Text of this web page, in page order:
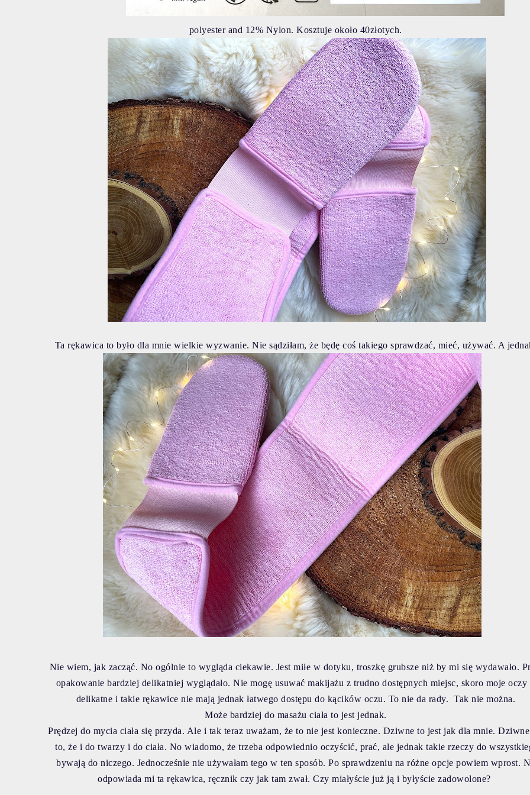
polyester and 12% Nylon.Kosztuje około 40złotych.
Ta rękawica to było dla mnie wielkie wyzwanie. Nie sądziłam, że będę coś takiego sprawdzać, mieć, używać. A
Nie wiem, jak zacząć. No ogólnie to wygląda ciekawie. Jest miłe w dotyku, troszkę grubsze niż by mi się wydawało.
opakowanie bardziej delikatniej wyglądało. Nie mogę usuwać makijażu z trudno dostępnych miejsc, skoro moje oczy
delikatne i takie rękawice nie mają jednak łatwego dostępu do kącików oczu. To nie da rady. Tak nie można.
Może bardziej do masażu ciała to jest jednak.
Prędzej do mycia ciała się przyda. Ale i tak teraz uważam, że to nie jest konieczne. Dziwne to jest jak dla mnie.
to, że i do twarzy i do ciała. No wiadomo, że trzeba odpowiednio oczyścić, prać, ale jednak takie rzeczy do
bywają do niczego. Jednocześnie nie używałam tego w ten sposób. Po sprawdzeniu na różne opcje powiem wprost.
odpowiada mi ta rękawica, ręcznik czy jak tam zwał.Czy miałyście już ją i byłyście zadowolone?